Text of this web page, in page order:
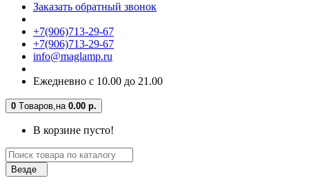
Заказать обратный звонок
+7(906)713-29-67
+7(906)713-29-67
info@maglamp.ru
Ежедневно с 10.00 до 21.00
0 Tоваров,на 0.00 р.
В корзине пусто!
Везде